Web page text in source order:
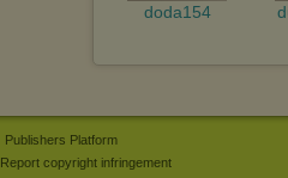
doda154
Publishers Platform
Report copyright infringement